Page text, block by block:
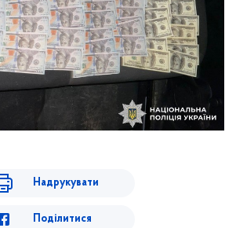
Надрукувати
Поділитися